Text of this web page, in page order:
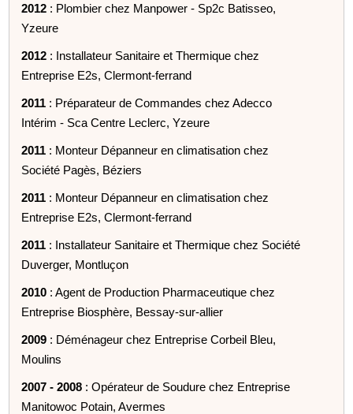
2012 : Plombier chez Manpower - Sp2c Batisseo,
Yzeure
2012 : Installateur Sanitaire et Thermique chez
Entreprise E2s, Clermont-ferrand
2011 : Préparateur de Commandes chez Adecco
Intérim - Sca Centre Leclerc, Yzeure
2011 : Monteur Dépanneur en climatisation chez
Société Pagès, Béziers
2011 : Monteur Dépanneur en climatisation chez
Entreprise E2s, Clermont-ferrand
2011 : Installateur Sanitaire et Thermique chez Société
Duverger, Montluçon
2010 : Agent de Production Pharmaceutique chez
Entreprise Biosphère, Bessay-sur-allier
2009 : Déménageur chez Entreprise Corbeil Bleu,
Moulins
2007 - 2008 : Opérateur de Soudure chez Entreprise
Manitowoc Potain, Avermes